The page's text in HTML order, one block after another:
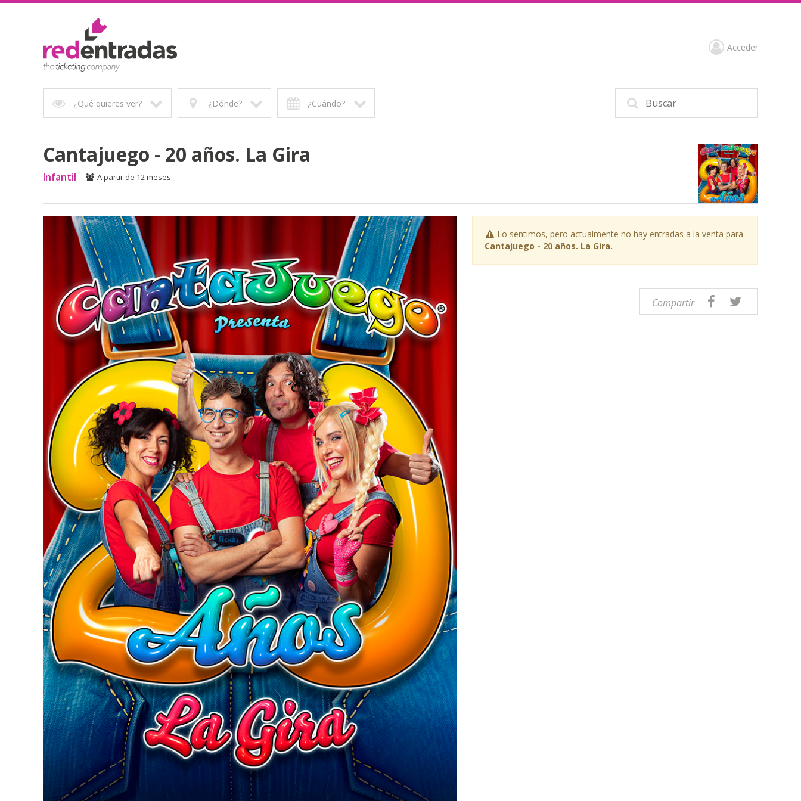
Acceder
¿Qué quieres ver? ¿Dónde? ¿Cuándo?
Cantajuego - 20 años. La Gira
Infantil A partir de 12 meses
Lo sentimos, pero actualmente no hay entradas a la venta para
Cantajuego - 20 años. La Gira.
Compartir